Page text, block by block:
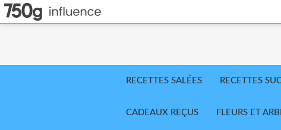
RECETTES SALÉES RECETTES
CADEAUX REÇUS FLEURS ET